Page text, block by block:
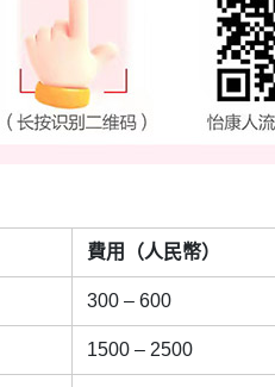
費用（人民幣）
300 – 600
1500 – 2500